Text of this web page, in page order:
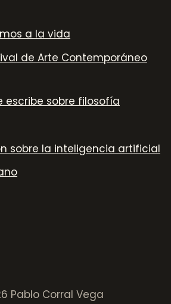
a la vida
de Arte Contemporáneo
escribe sobre filosofía
sobre la inteligencia artificial
Pablo Corral Vega